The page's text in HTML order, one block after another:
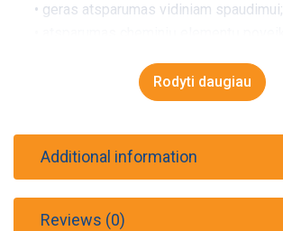
• geras atsparumas vidiniam spaudimui;
Rodyti daugiau
Additional information
Reviews (0)